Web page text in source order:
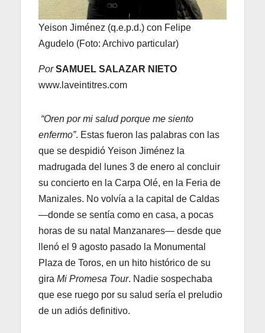
Yeison Jiménez (q.e.p.d.) con Felipe
Agudelo (Foto: Archivo particular)
Por SAMUEL SALAZAR NIETO
www.laveintitres.com
“Oren por mi salud porque me siento
enfermo”. Estas fueron las palabras con las
que se despidió Yeison Jiménez la
madrugada del lunes 3 de enero al concluir
su concierto en la Carpa Olé, en la Feria de
Manizales. No volvía a la capital de Caldas
—donde se sentía como en casa, a pocas
horas de su natal Manzanares— desde que
llenó el 9 agosto pasado la Monumental
Plaza de Toros, en un hito histórico de su
gira Mi Promesa Tour. Nadie sospechaba
que ese ruego por su salud sería el preludio
de un adiós definitivo.